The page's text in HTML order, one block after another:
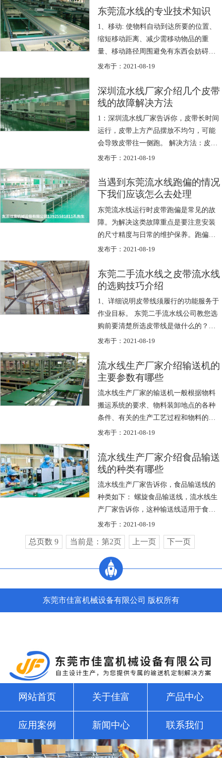
东莞流水线的专业技术知识
1、移动: 使物料自动到达所要的位置、
缩短移动距离、减少需移动物品的重
量、移动路径周围避免有东西会妨碍移
动、让料盒斜置以缩短绕过边缘的距离
发布于：2021-08-19
深圳流水线厂家介绍几个皮带
线的故障解决方法
1：深圳流水线厂家告诉你，皮带长时间
运行，皮带上方产品摆放不均匀，可能
会导致皮带往一侧跑。 解决方法：皮带
往左，就将左侧调节丝杆紧上一点，直
发布于：2021-08-19
当遇到东莞流水线跑偏的情况
下我们应该怎么去处理
东莞流水线运行时皮带跑偏是常见的故
障。为解决这类故障重点是要注意安装
的尺寸精度与日常的维护保养。跑偏的
原因有多种，需根据不同的原因区别处
发布于：2021-08-19
东莞二手流水线之皮带流水线
的选购技巧介绍
1、详细说明皮带线须履行的功能服务于
作业目标。 东莞二手流水线公司教您选
购前要清楚所选皮带线是做什么的？这
个问题至关重要，这也是所有生产线管
发布于：2021-08-19
流水线生产厂家介绍输送机的
主要参数有哪些
流水线生产厂家的输送机一般根据物料
搬运系统的要求、物料装卸地点的各种
条件、有关的生产工艺过程和物料的特
性等来确定各主要参数。 ①输送能力：
发布于：2021-08-19
流水线生产厂家介绍食品输送
线的种类有哪些
流水线生产厂家告诉你，食品输送线的
种类如下： 螺旋食品输送线，流水线生
产厂家告诉你，这种输送线适用于食品
加工，水泥，化工，冶金工业企业和粮
食加工...
发布于：2021-08-19
总页数 9 当前是：第2页 上一页 下一页
东莞市佳富机械设备有限公司 版权所有
网站首页 关于佳富 产品中心
应用案例 新闻中心 联系我们